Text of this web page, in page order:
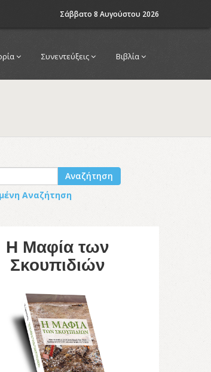
Σάββατο 8 Αυγούστου 2026
Συνεντεύξεις Βιβλία
Αναζήτηση
Αναζήτηση
Η Μαφία των
Σκουπιδιών